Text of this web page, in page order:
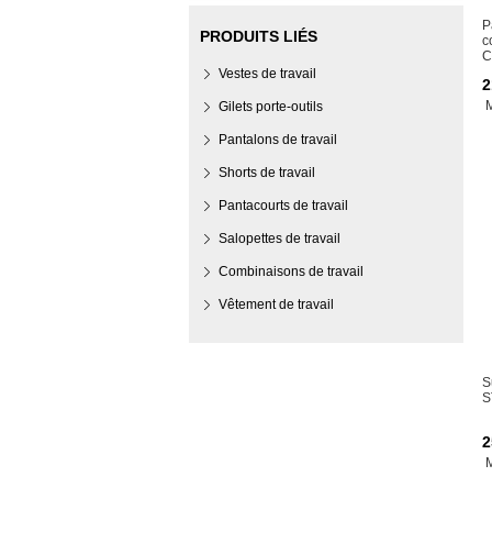
PRODUITS LIÉS
Vestes de travail
Gilets porte-outils
Pantalons de travail
Shorts de travail
Pantacourts de travail
Salopettes de travail
Combinaisons de travail
Vêtement de travail